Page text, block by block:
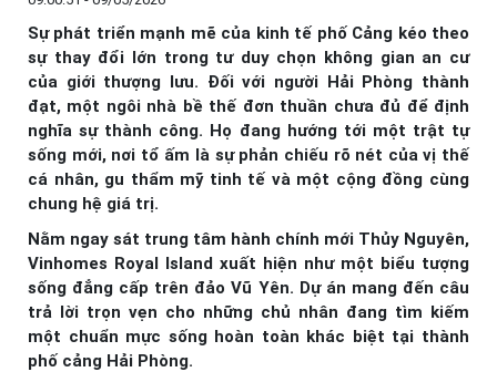
Sự phát triển mạnh mẽ của kinh tế phố Cảng kéo theo
sự thay đổi lớn trong tư duy chọn không gian an cư
của giới thượng lưu. Đối với người Hải Phòng thành
đạt, một ngôi nhà bề thế đơn thuần chưa đủ để định
nghĩa sự thành công. Họ đang hướng tới một trật tự
sống mới, nơi tổ ấm là sự phản chiếu rõ nét của vị thế
cá nhân, gu thẩm mỹ tinh tế và một cộng đồng cùng
chung hệ giá trị.
Nằm ngay sát trung tâm hành chính mới Thủy Nguyên,
Vinhomes Royal Island xuất hiện như một biểu tượng
sống đẳng cấp trên đảo Vũ Yên. Dự án mang đến câu
trả lời trọn vẹn cho những chủ nhân đang tìm kiếm
một chuẩn mực sống hoàn toàn khác biệt tại thành
phố cảng Hải Phòng.